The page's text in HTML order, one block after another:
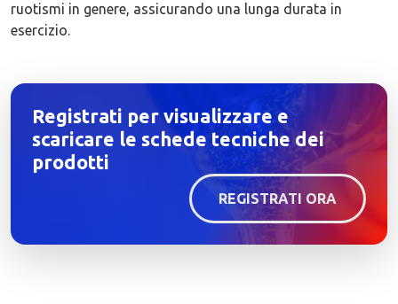
ruotismi in genere, assicurando una lunga durata in
esercizio.
Registrati per visualizzare e
scaricare le schede tecniche dei
prodotti
REGISTRATI ORA